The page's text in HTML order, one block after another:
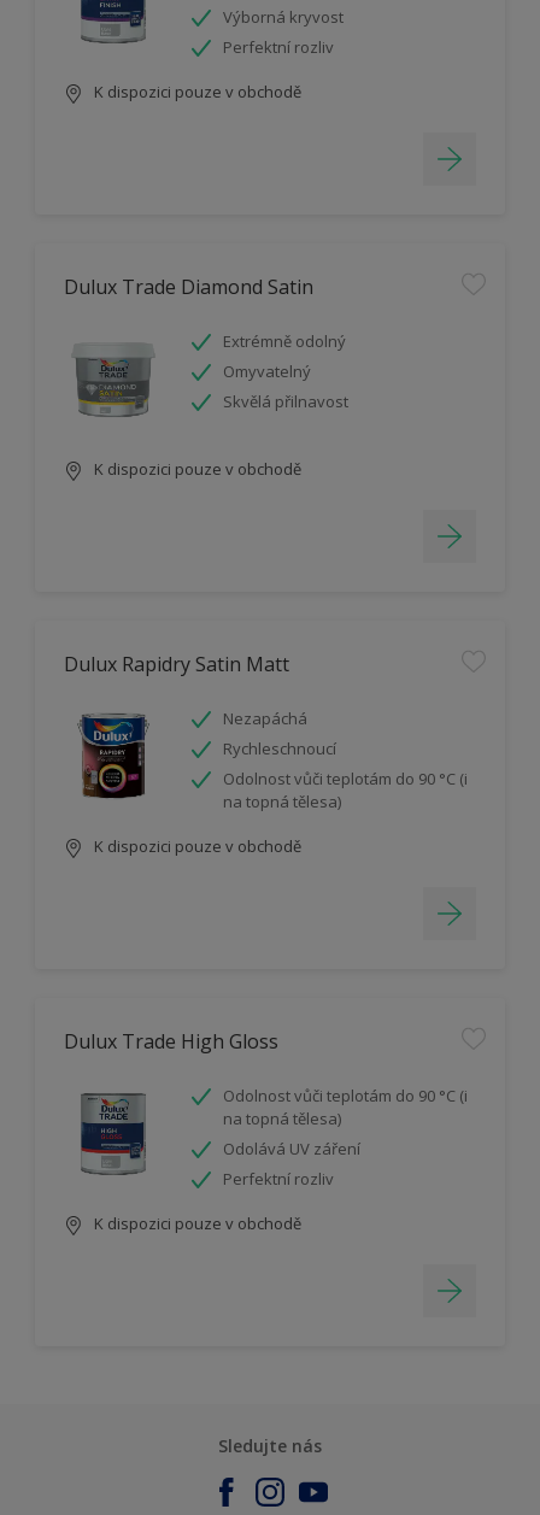
Výborná kryvost
Perfektní rozliv
K dispozici pouze v obchodě
Dulux Trade Diamond Satin
Extrémně odolný
Omyvatelný
Skvělá přilnavost
K dispozici pouze v obchodě
Dulux Rapidry Satin Matt
Nezapáchá
Rychleschnoucí
Odolnost vůči teplotám do 90 °C (i
na topná tělesa)
K dispozici pouze v obchodě
Dulux Trade High Gloss
Odolnost vůči teplotám do 90 °C (i
na topná tělesa)
Odolává UV záření
Perfektní rozliv
K dispozici pouze v obchodě
Sledujte nás